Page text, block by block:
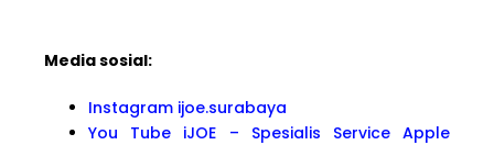
Media sosial:
Instagram ijoe.surabaya
You Tube iJOE – Spesialis Service Apple